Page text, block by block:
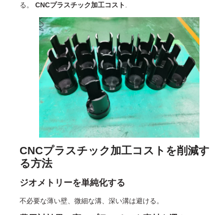
る。 CNCプラスチック加工コスト
CNCプラスチック加工コストを削減す
る方法
ジオメトリーを単純化する
不必要な薄い壁、微細な溝、深い溝は避ける。